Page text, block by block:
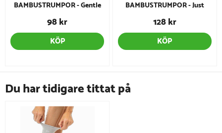
BAMBUSTRUMPOR - Gentle
98 kr
KÖP
BAMBUSTRUMPOR - Just
128 kr
KÖP
Du har tidigare tittat på